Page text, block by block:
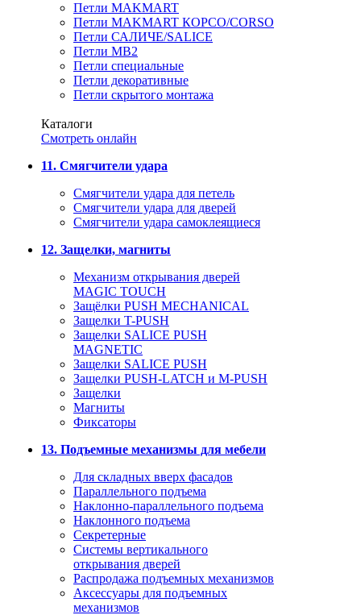
Петли MAKMART
Петли MAKMART КОРСО/CORSO
Петли САЛИЧЕ/SALICE
Петли MB2
Петли специальные
Петли декоративные
Петли скрытого монтажа
Каталоги
Смотреть онлайн
11. Смягчители удара
Смягчители удара для петель
Смягчители удара для дверей
Cмягчители удара самоклеящиеся
12. Защелки, магниты
Механизм открывания дверей
MAGIC TOUCH
Защёлки PUSH MECHANICAL
Защелки T-PUSH
Защелки SALICE PUSH
MAGNETIC
Защелки SALICE PUSH
Защелки PUSH-LATCH и M-PUSH
Защелки
Магниты
Фиксаторы
13. Подъемные механизмы для мебели
Для складных вверх фасадов
Параллельного подъема
Наклонно-параллельного подъема
Наклонного подъема
Секретерные
Системы вертикального
открывания дверей
Распродажа подъемных механизмов
Аксессуары для подъемных
механизмов